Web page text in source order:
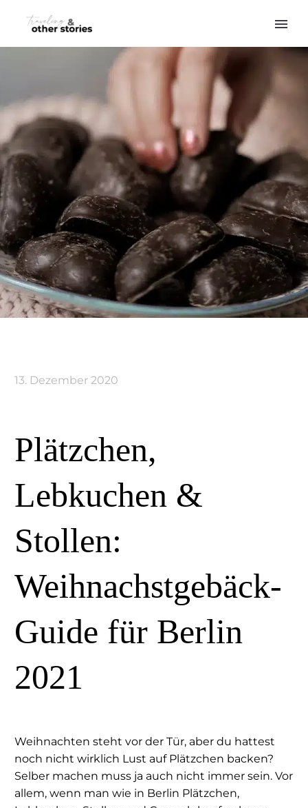
13. Dezember 2020
Plätzchen,
Lebkuchen &
Stollen:
Weihnachstgebäck-
Guide für Berlin
2021
Weihnachten steht vor der Tür, aber du hattest
noch nicht wirklich Lust auf Plätzchen backen?
Selber machen muss ja auch nicht immer sein. Vor
allem, wenn man wie in Berlin Plätzchen,